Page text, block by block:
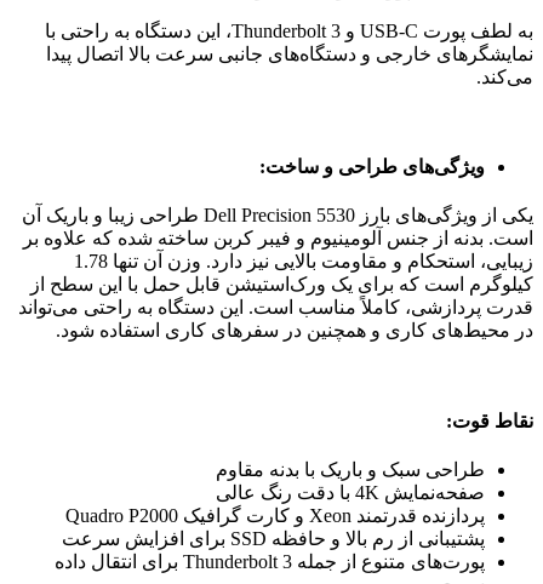
به لطف پورت USB-C و Thunderbolt 3، این دستگاه به راحتی با
نمایشگرهای خارجی و دستگاه‌های جانبی سرعت بالا اتصال پیدا
می‌کند.
ویژگی‌های طراحی و ساخت:
یکی از ویژگی‌های بارز Dell Precision 5530 طراحی زیبا و باریک آن
است. بدنه از جنس آلومینیوم و فیبر کربن ساخته شده که علاوه بر
زیبایی، استحکام و مقاومت بالایی نیز دارد. وزن آن تنها 1.78
کیلوگرم است که برای یک ورک‌استیشن قابل حمل با این سطح از
قدرت پردازشی، کاملاً مناسب است. این دستگاه به راحتی می‌تواند
در محیط‌های کاری و همچنین در سفرهای کاری استفاده شود.
نقاط قوت:
طراحی سبک و باریک با بدنه مقاوم
صفحه‌نمایش 4K با دقت رنگ عالی
پردازنده قدرتمند Xeon و کارت گرافیک Quadro P2000
پشتیبانی از رم بالا و حافظه SSD برای افزایش سرعت
پورت‌های متنوع از جمله Thunderbolt 3 برای انتقال داده